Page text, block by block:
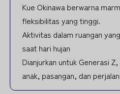
Kue Okinawa berwarna
fleksibilitas yang tinggi.
Aktivitas dalam ruangan
saat hari hujan
Dianjurkan untuk Generasi
anak, pasangan, dan